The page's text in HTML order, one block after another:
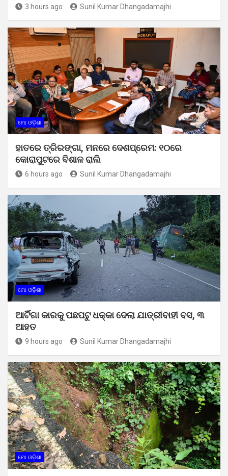
3 hours ago Sunil Kumar Dhangadamajhi
ମୋ ଓଡ଼ିଶା
ହାତରେ ତ୍ରିରଙ୍ଗା, ମନରେ ଦେଶପ୍ରେମ: ୧୦ରେ
କୋରାପୁଟରେ ବିଶାଳ ରାଲି
6 hours ago Sunil Kumar Dhangadamajhi
ମୋ ଓଡ଼ିଶା
ଆର୍ଟିଗା କାରକୁ ପଛପଟୁ ଧକ୍କା ଦେଲା ଯାତ୍ରୀବାହୀ ବସ, ୩
ଆହତ
9 hours ago Sunil Kumar Dhangadamajhi
ମୋ ଓଡ଼ିଶା